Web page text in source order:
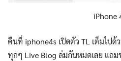
iPhone
คืนที่ iphone4s เปิดตัว TL เต็มไปด้
ทุกๆ Live Blog ล่มกันหมดเลย แถม